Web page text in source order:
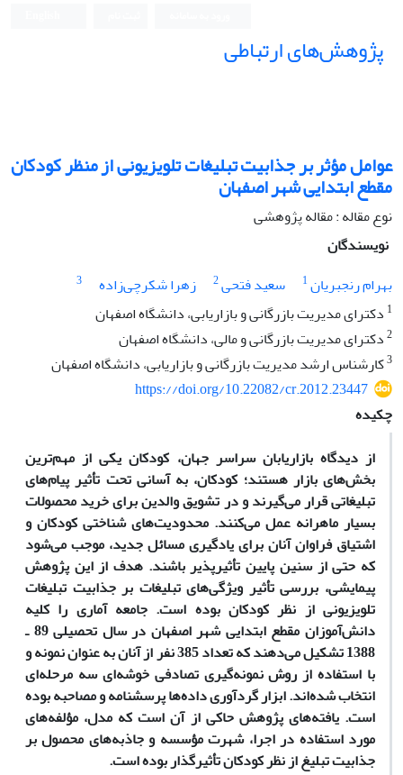
پژوهش‌های ارتباطی
عوامل مؤثر بر جذابیت تبلیغات تلویزیونی از منظر کودکان
مقطع ابتدایی شهر اصفهان
نوع مقاله : مقاله پژوهشی
نویسندگان
بهرام رنجبریان1 سعید فتحی2 زهرا شکرچی‌زاده
3
1 دکترای مدیریت بازرگانی و بازاریابی، دانشگاه اصفهان
2دکترای مدیریت بازرگانی و مالی، دانشگاه اصفهان
3کارشناس ارشد مدیریت بازرگانی و بازاریابی، دانشگاه اصفهان
https://doi.org/10.22082/cr.2012.23447
چکیده
از دیدگاه بازاریابان سراسر جهان، کودکان یکی از مهم‌ترین
بخش‌های بازار هستند؛ کودکان، به آسانی تحت تأثیر پیام‌های
تبلیغاتی قرار می‌گیرند و در تشویق والدین برای خرید محصولات
بسیار ماهرانه عمل می‌کنند. محدودیت‌های شناختی کودکان و
اشتیاق فراوان آنان برای یادگیری مسائل جدید، موجب می‌شود
که حتی از سنین پایین‌ تأثیرپذیر باشند. هدف از این پژوهش
پیمایشی، بررسی تأثیر ویژگی‌های تبلیغات بر جذابیت تبلیغات
تلویزیونی از نظر کودکان بوده است. جامعه آماری را کلیه
دانش‌آموزان مقطع ابتدایی شهر اصفهان در سال تحصیلی 89 ـ
1388 تشکیل می‌دهند که تعداد 385 نفر از آنان به عنوان نمونه و
با استفاده از روش نمونه‌گیری تصادفی خوشه‌ای سه مرحله‌ای
انتخاب شده‌اند. ابزار گردآوری داده‌ها پرسشنامه و مصاحبه بوده
است. یافته‌های پژوهش حاکی از آن است که مدل، مؤلفه‌های
مورد استفاده در اجرا، شهرت مؤسسه و جاذبه‌های محصول بر
جذابیت تبلیغ از نظر کودکان تأثیرگذار بوده است.